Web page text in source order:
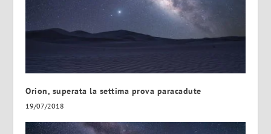
Orion, superata la settima prova paracadute
19/07/2018